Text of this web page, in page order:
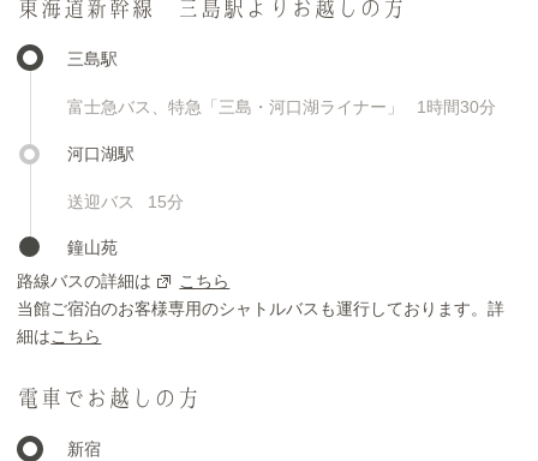
東海道新幹線 三島駅よりお越しの方
三島駅
富士急バス、特急「三島・河口湖ライナー」 1時間30分
河口湖駅
送迎バス 15分
鐘山苑
路線バスの詳細は
こちら
当館ご宿泊のお客様専用のシャトルバスも運行しております。詳
細はこちら
電車でお越しの方
新宿